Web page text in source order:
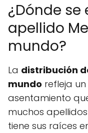
¿Dónde
apellido
mundo?
La distribución
mundo refleja
asentamiento
muchos
tiene sus raíces